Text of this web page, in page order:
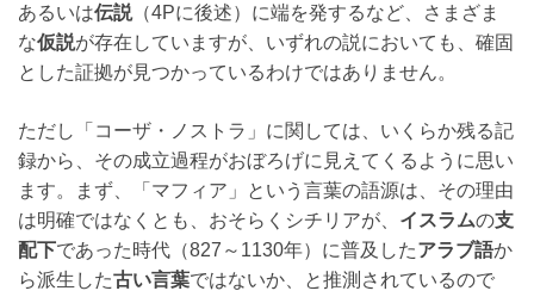
あるいは伝説（4Pに後述）に端を発するなど、さまざま
な仮説が存在していますが、いずれの説においても、確固
とした証拠が見つかっているわけではありません。
ただし「コーザ・ノストラ」に関しては、いくらか残る記
録から、その成立過程がおぼろげに見えてくるように思い
ます。まず、「マフィア」という言葉の語源は、その理由
は明確ではなくとも、おそらくシチリアが、 イスラムの支
配下であった時代（827～1130年）に普及したアラブ語か
ら派生した古い言葉ではないか、と推測されているので